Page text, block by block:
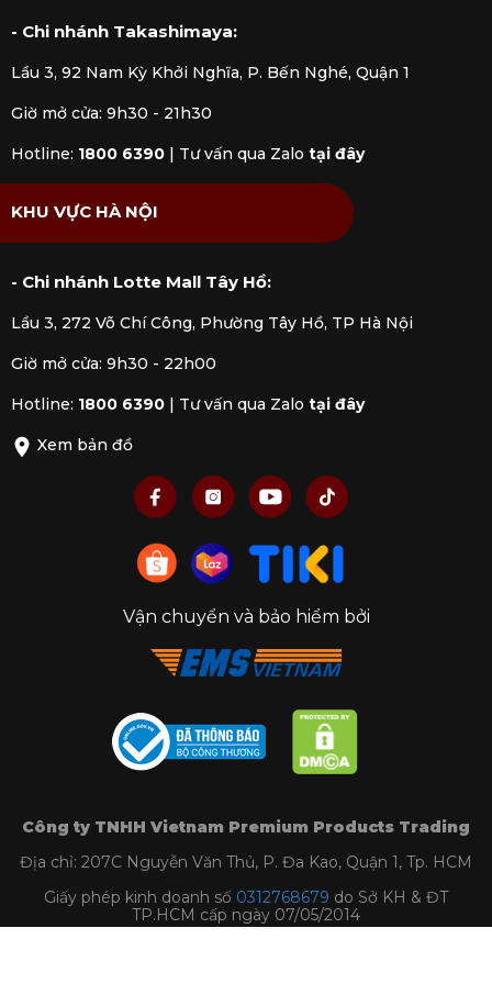
- Chi nhánh Takashimaya:
Lầu 3, 92 Nam Kỳ Khởi Nghĩa, P. Bến Nghé, Quận 1
Giờ mở cửa: 9h30 - 21h30
Hotline: 1800 6390 Tư vấn qua Zalo tại đây
KHU VỰC HÀ NỘI
- Chi nhánh Lotte Mall Tây Hồ:
Lầu 3, 272 Võ Chí Công, Phường Tây Hồ, TP Hà Nội
Giờ mở cửa: 9h30 - 22h00
Hotline: 1800 6390 Tư vấn qua Zalo tại đây
Xem bản đồ
Vận chuyển và bảo hiểm bởi
Công ty TNHH Vietnam Premium Products Trading
Địa chỉ: 207C Nguyễn Văn Thủ, P. Đa Kao, Quận 1, Tp. HCM
Giấy phép kinh doanh số 0312768679 do Sở KH & ĐT
TP.HCM cấp ngày 07/05/2014